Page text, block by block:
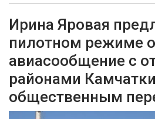
Ирина Яровая
пилотном режиме
авиасообщение с
районами
общественным